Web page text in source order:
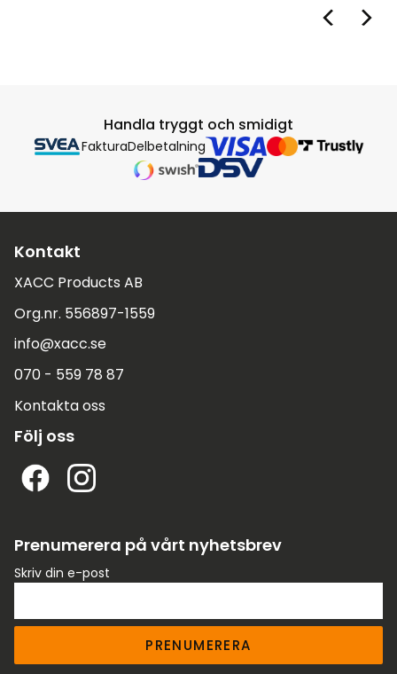
Handla tryggt och smidigt
FakturaDelbetalning
Kontakt
XACC Products AB
Org.nr. 556897-1559
info@xacc.se
070 - 559 78 87
Kontakta oss
Följ oss
Prenumerera på vårt nyhetsbrev
Skriv din e-post
PRENUMERERA